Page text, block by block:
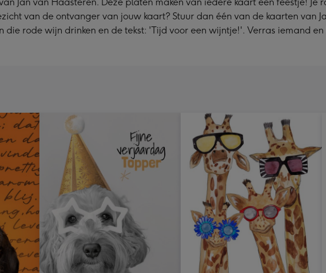
van de ontvanger van jouw kaart? Stuur dan één van de kaarten van
rode wijn drinken en de tekst: 'Tijd voor een wijntje!'. Verras iemand